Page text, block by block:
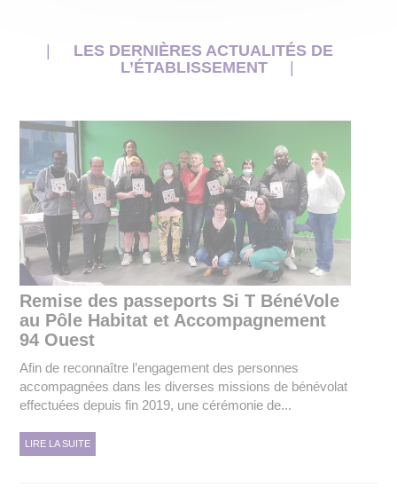
LES DERNIÈRES ACTUALITÉS DE
L’ÉTABLISSEMENT
Remise des passeports Si T BénéVole
au Pôle Habitat et Accompagnement
94 Ouest
Afin de reconnaître l’engagement des personnes
accompagnées dans les diverses missions de bénévolat
effectuées depuis fin 2019, une cérémonie de...
LIRE LA SUITE